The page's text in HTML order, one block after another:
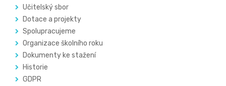
Učitelský sbor
Dotace a projekty
Spolupracujeme
Organizace školního roku
Dokumenty ke stažení
Historie
GDPR